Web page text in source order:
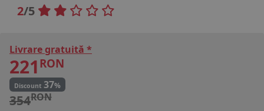
2/5
Livrare gratuită *
221 RON
Discount 37%
354RON